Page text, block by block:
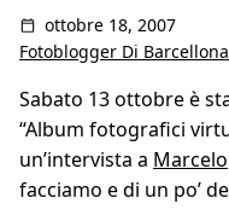
ottobre 18, 2007
Fotoblogger Di Barcellona
Sabato 13 ottobre è
“Album fotografici
un’intervista a Marcelo
facciamo e di un po’